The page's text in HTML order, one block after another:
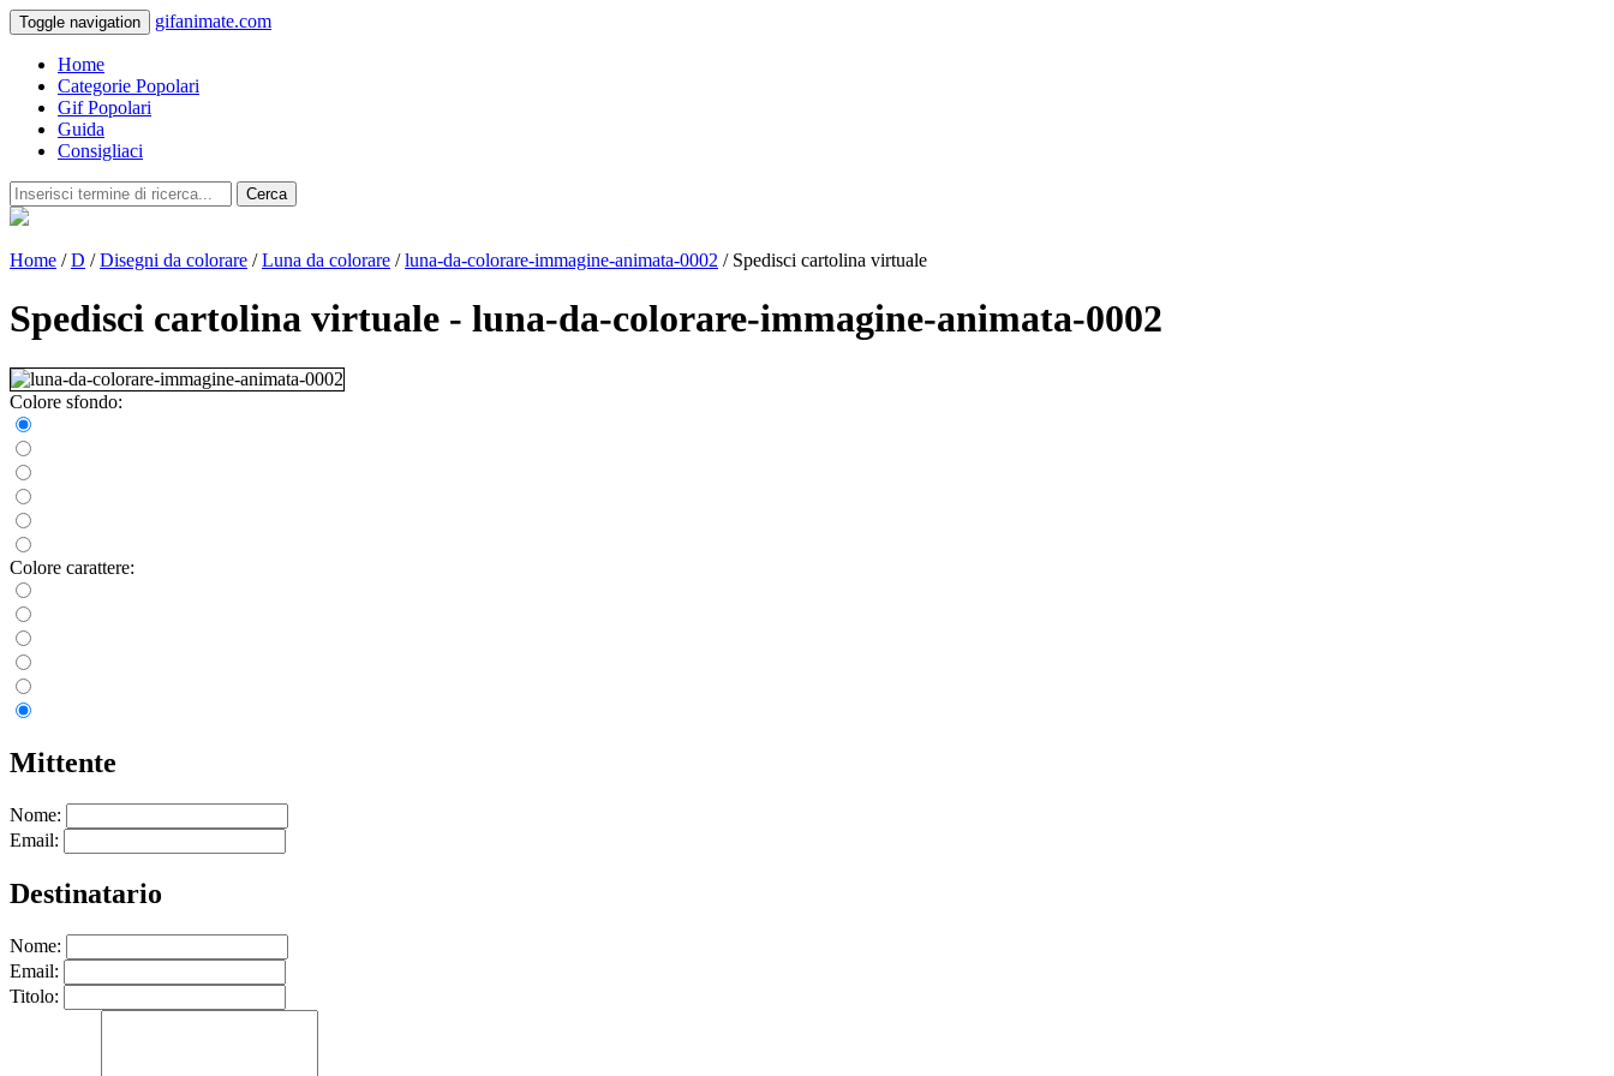
Toggle navigation gifanimate.com
Home
Categorie Popolari
Gif Popolari
Guida
Consigliaci
Cerca
Home /D /Disegni da colorare /Luna da colorare /luna-da-colorare-immagine-animata-0002 / Spedisci cartolina virtuale
Spedisci cartolina virtuale - luna-da-colorare-immagine-animata-0002
Colore sfondo:
Colore carattere:
Mittente
Nome:
Email:
Destinatario
Nome:
Email:
Titolo: